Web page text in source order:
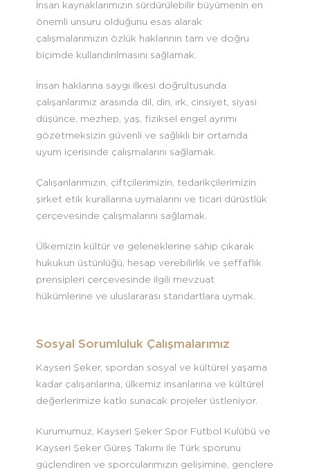
İnsan kaynaklarımızın sürdürülebilir büyümenin en
önemli unsuru olduğunu esas alarak
çalışmalarımızın özlük haklarının tam ve doğru
biçimde kullandırılmasını sağlamak.
İnsan haklarına saygı ilkesi doğrultusunda
çalışanlarımız arasında dil, din, ırk, cinsiyet, siyasi
düşünce, mezhep, yaş, fiziksel engel ayrımı
gözetmeksizin güvenli ve sağlıklı bir ortamda
uyum içerisinde çalışmalarını sağlamak.
Çalışanlarımızın, çiftçilerimizin, tedarikçilerimizin
şirket etik kurallarına uymalarını ve ticari dürüstlük
çerçevesinde çalışmalarını sağlamak.
Ülkemizin kültür ve geleneklerine sahip çıkarak
hukukun üstünlüğü, hesap verebilirlik ve şeffaflık
prensipleri çerçevesinde ilgili mevzuat
hükümlerine ve uluslararası standartlara uymak.
Sosyal Sorumluluk Çalışmalarımız
Kayseri Şeker, spordan sosyal ve kültürel yaşama
kadar çalışanlarına, ülkemiz insanlarına ve kültürel
değerlerimize katkı sunacak projeler üstleniyor.
Kurumumuz, Kayseri Şeker Spor Futbol Kulübü ve
Kayseri Şeker Güreş Takımı ile Türk sporunu
güçlendiren ve sporcularımızın gelişimine, gençlere